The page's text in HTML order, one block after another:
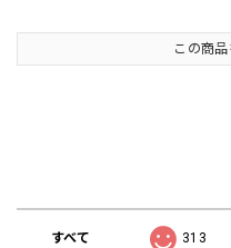
この商
すべて 313